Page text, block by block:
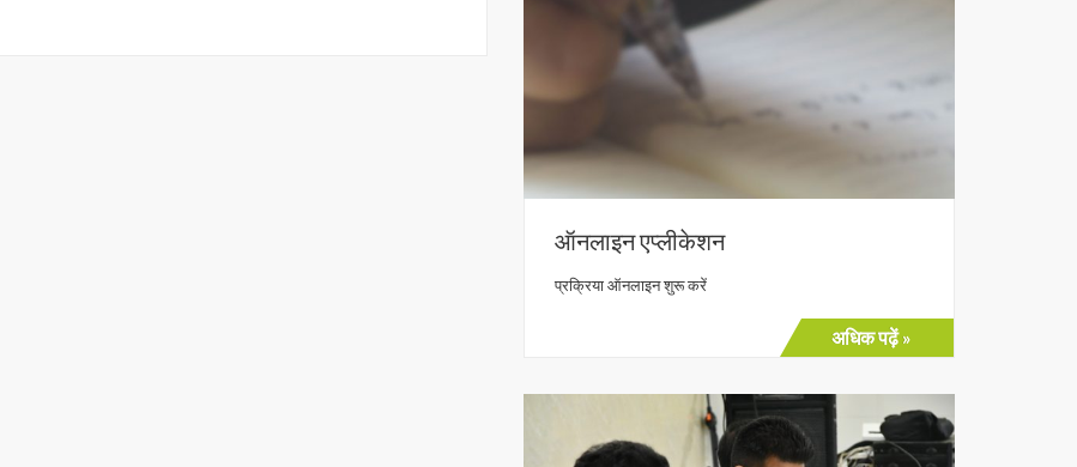
ऑनलाइन एप्लीकेशन
प्रक्रिया ऑनलाइन शुरू करें
अधिक पढ़ें »